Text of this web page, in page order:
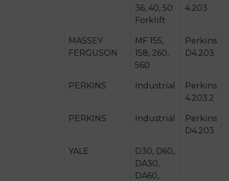
36, 40, 50
Forklift
4.203
MASSEY
FERGUSON
MF 155,
158, 260,
560
Perkins
D4.203
PERKINS Industrial
Perkins
4.203.2
PERKINS Industrial
Perkins
D4.203
YALE
D30, D60,
DA30,
DA60,